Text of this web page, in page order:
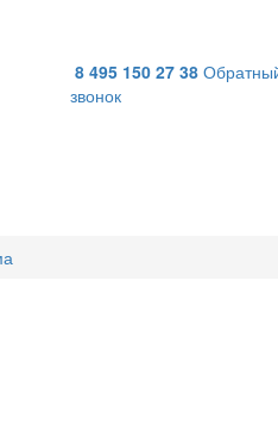
8 495 150 27 38
звонок